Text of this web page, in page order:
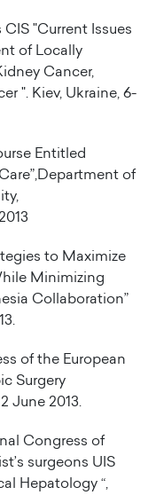
"Current Issues
of Locally
Cancer,
". Kiev, Ukraine, 6-
Entitled
of
to Maximize
Minimizing
Collaboration”
of the European
Surgery
June 2013.
Congress of
surgeons UIS
Hepatology “,